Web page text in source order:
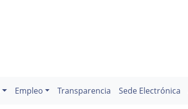
Empleo Transparencia Sede Electrónica